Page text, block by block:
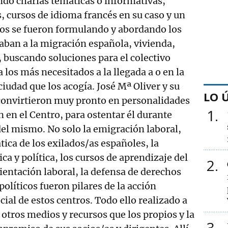
de idioma francés en su caso y un
se fueron formulando y abordando los
a la migración española, vivienda,
soluciones para el colectivo
los más necesitados a la llegada a o en la
que los acogía. José Mª Oliver y su
muy pronto en personalidades
en el Centro, para ostentar él durante
mismo. No solo la emigración laboral,
de los exilados/as españoles, la
y política, los cursos de aprendizaje del
laboral, la defensa de derechos
fueron pilares de la acción
de estos centros. Todo ello realizado a
medios y recursos que los propios y la
LO
1
2